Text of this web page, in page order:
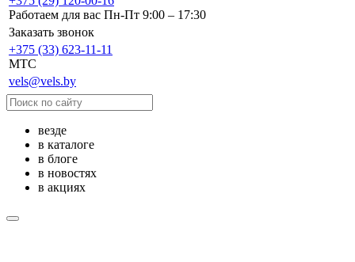
Работаем для вас Пн-Пт 9:00 – 17:30
Заказать звонок
+375 (33) 623-11-11
MTC
vels@vels.by
везде
в каталоге
в блоге
в новостях
в акциях